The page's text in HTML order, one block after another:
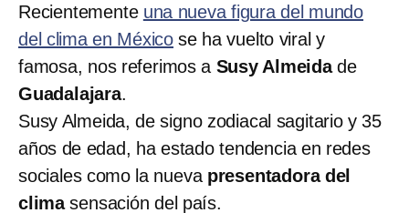
Recientemente una nueva figura del mundo
del clima en México se ha vuelto viral y
famosa, nos referimos a Susy Almeidade
Guadalajara.
Susy Almeida, de signo zodiacal sagitario y 35
años de edad, ha estado tendencia en redes
sociales como la nuevapresentadora del
climasensación del país.